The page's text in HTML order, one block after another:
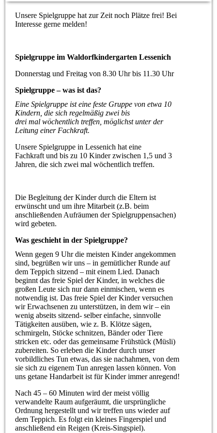
Unsere Spielgruppe hat zur Zeit noch Plätze frei! Bei
Interesse gerne melden!
Spielgruppe im Waldorfkindergarten Lessenich
Donnerstag und Freitag von 8.30 Uhr bis 11.30 Uhr
Spielgruppe – was ist das?
Eine Spielgruppe ist eine feste Gruppe von etwa 10
Kindern, die sich regelmäßig zwei bis
drei mal wöchentlich treffen, möglichst unter der
Leitung einer Fachkraft.
Unsere Spielgruppe in Lessenich hat eine
Fachkraft und bis zu 10 Kinder zwischen 1,5 und 3
Jahren, die sich zwei mal wöchentlich treffen.
Die Begleitung der Kinder durch die Eltern ist
erwünscht und um ihre Mitarbeit (z.B. beim
anschließenden Aufräumen der Spielgruppensachen)
wird gebeten.
Was geschieht in der Spielgruppe?
Wenn gegen 9 Uhr die meisten Kinder angekommen
sind, begrüßen wir uns – in gemütlicher Runde auf
dem Teppich sitzend – mit einem Lied. Danach
beginnt das freie Spiel der Kinder, in welches die
großen Leute sich nur dann einmischen, wenn es
notwendig ist. Das freie Spiel der Kinder versuchen
wir Erwachsenen zu unterstützen, in dem wir – ein
wenig abseits sitzend- selber einfache, sinnvolle
Tätigkeiten ausüben, wie z. B. Klötze sägen,
schmirgeln, Stöcke schnitzen, Bänder oder Tiere
stricken etc. oder das gemeinsame Frühstück (Müsli)
zubereiten. So erleben die Kinder durch unser
vorbildliches Tun etwas, das sie nachahmen, von dem
sie sich zu eigenem Tun anregen lassen können. Von
uns getane Handarbeit ist für Kinder immer anregend!
Nach 45 – 60 Minuten wird der meist völlig
verwandelte Raum aufgeräumt, die ursprüngliche
Ordnung hergestellt und wir treffen uns wieder auf
dem Teppich. Es folgt ein kleines Fingerspiel und
anschließend ein Reigen (Kreis-Singspiel).